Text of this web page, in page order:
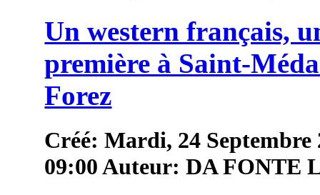
Un western français,
première à Saint-
Forez
Créé: Mardi, 24 Septembre
09:00Auteur: DA FONTE